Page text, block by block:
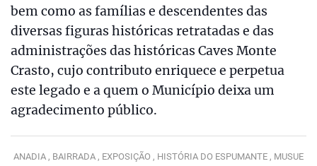
bem como as famílias e descendentes das
diversas figuras históricas retratadas e das
administrações das históricas Caves Monte
Crasto, cujo contributo enriquece e perpetua
este legado e a quem o Município deixa um
agradecimento público.
ANADIA , BAIRRADA , EXPOSIÇÃO , HISTÓRIA DO ESPUMANTE , MUSUE